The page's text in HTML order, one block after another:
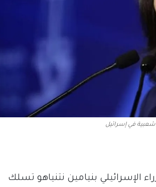
شعبية في إسرائيل
الإسرائيلي بنيامين نتنياهو تسلك